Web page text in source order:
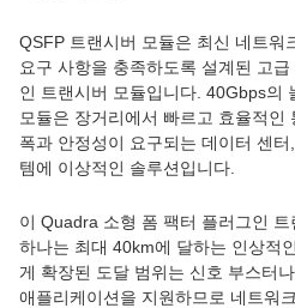
QSFP 트랜시버 모듈은 최신 네트워
요구 사항을 충족하도록 설계된 고
인 트랜시버 모듈입니다. 40Gbps의
모듈은 장거리에서 빠르고 효율적인
폭과 안정성이 요구되는 데이터 센
템에 이상적인 솔루션입니다.
이 Quadra 소형 폼 팩터 플러그인
하나는 최대 40km에 달하는 인상적
게 확장된 도달 범위는 신호 부스터
애플리케이션을 지원하므로 네트워